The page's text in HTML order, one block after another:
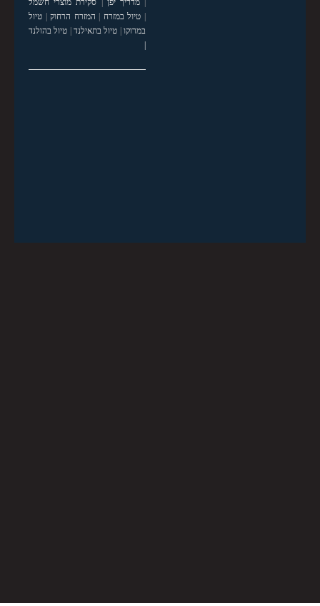
| טיול במזרח | המזרח הרחוק| טיול
במרוקו| טיול בתאילנד| טיול בהולנד
|